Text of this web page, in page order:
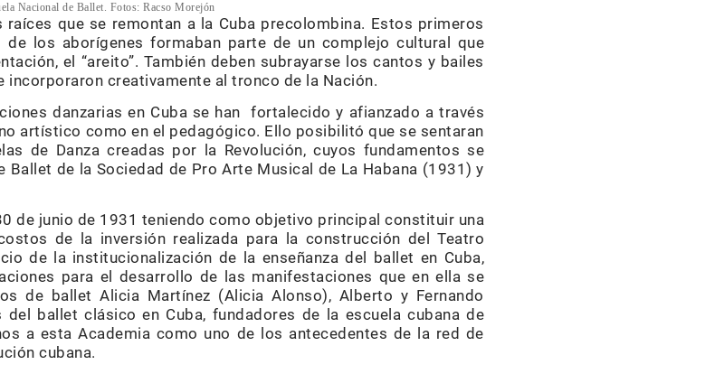
Nacional de Ballet. Fotos: Racso Morejón
que se remontan a la Cuba precolombina. Estos primeros
de los aborígenes formaban parte de un complejo cultural que
el “areito”. También deben subrayarse los cantos y bailes
incorporaron creativamente al tronco de la Nación.
danzarias en Cuba se han fortalecido y afianzado a través
artístico como en el pedagógico. Ello posibilitó que se sentaran
de Danza creadas por la Revolución, cuyos fundamentos se
de la Sociedad de Pro Arte Musical de La Habana (1931) y
de junio de 1931 teniendo como objetivo principal constituir una
de la inversión realizada para la construcción del Teatro
de la institucionalización de la enseñanza del ballet en Cuba,
para el desarrollo de las manifestaciones que en ella se
de ballet Alicia Martínez (Alicia Alonso), Alberto y Fernando
ballet clásico en Cuba, fundadores de la escuela cubana de
a esta Academia como uno de los antecedentes de la red de
cubana.